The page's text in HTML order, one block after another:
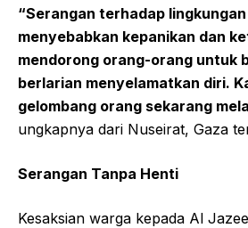
“Serangan terhadap
menyebabkan kepanikan dan
mendorong orang-orang untuk
berlarian menyelamatkan diri.
gelombang orang sekarang
ungkapnya dari Nuseirat, Gaza
Serangan Tanpa Henti
Kesaksian warga kepada Al